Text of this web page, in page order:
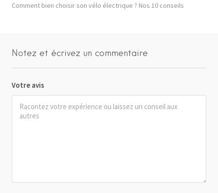
Comment bien choisir son vélo électrique ? Nos 10 conseils
Notez et écrivez un commentaire
Votre avis